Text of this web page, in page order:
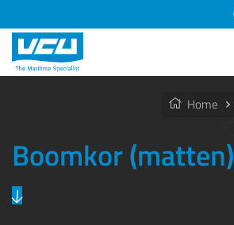
Home
Boomkor (matten)